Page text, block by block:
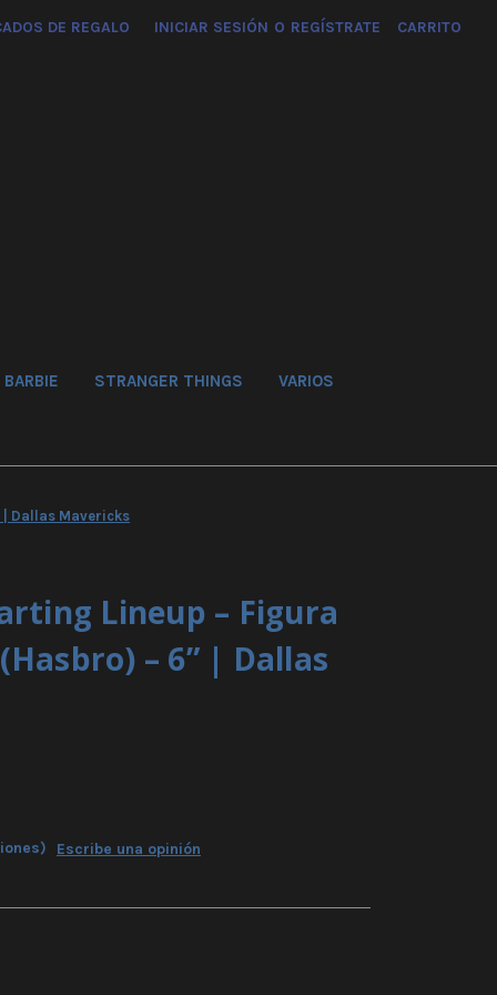
DE REGALO INICIAR SESIÓN O REGÍSTRATE CARRITO
BARBIE STRANGER THINGS VARIOS
| Dallas Mavericks
Lineup – Figura
– 6” | Dallas
Escribe una opinión